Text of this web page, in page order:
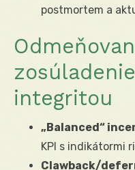
postmortem a
integritou
„Balanced“
KPI s indikátormi
Clawback/